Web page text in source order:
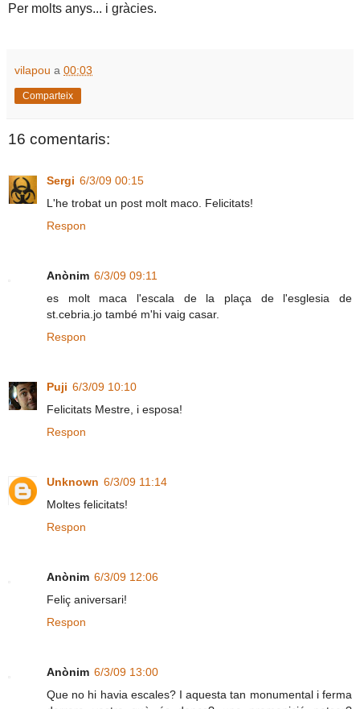
Per molts anys... i gràcies.
vilapou a 00:03
Comparteix
16 comentaris:
Sergi 6/3/09 00:15
L'he trobat un post molt maco. Felicitats!
Respon
Anònim 6/3/09 09:11
es molt maca l'escala de la plaça de l'esglesia de
st.cebria.jo també m'hi vaig casar.
Respon
Puji 6/3/09 10:10
Felicitats Mestre, i esposa!
Respon
Unknown 6/3/09 11:14
Moltes felicitats!
Respon
Anònim 6/3/09 12:06
Feliç aniversari!
Respon
Anònim 6/3/09 13:00
Que no hi havia escales? I aquesta tan monumental i ferma